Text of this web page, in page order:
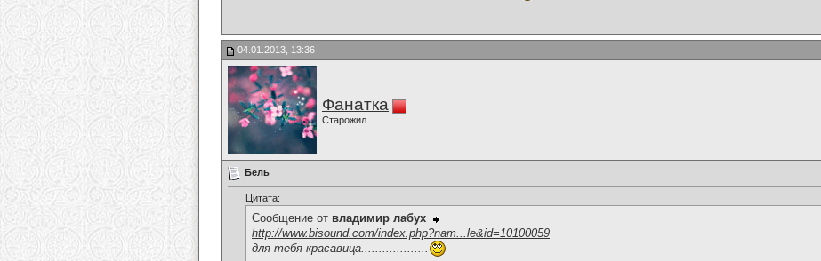
04.01.2013, 13:36
Фанатка
Старожил
Бель
Цитата:
Сообщение от владимир лабух
http://www.bisound.com/index.php?nam...le&id=10100059
для тебя красавица...................